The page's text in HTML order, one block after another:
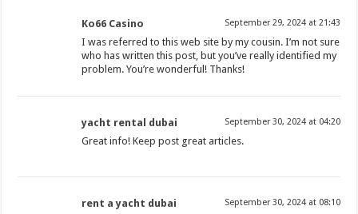
Ko66 Casino September 29, 2024 at 21:43
I was referred to this web site by my cousin. I’m not sure
who has written this post, but you’ve really identified my
problem. You’re wonderful! Thanks!
yacht rental dubai September 30, 2024 at 04:20
Great info! Keep post great articles.
rent a yacht dubai September 30, 2024 at 08:10